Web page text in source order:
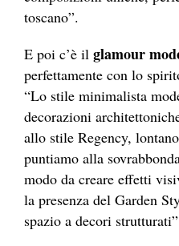
toscano”.
E poi c’è il glamour
perfettamente con lo
“Lo stile minimalista
decorazioni
allo stile Regency,
puntiamo alla
modo da creare effetti
la presenza del Garden
spazio a decori